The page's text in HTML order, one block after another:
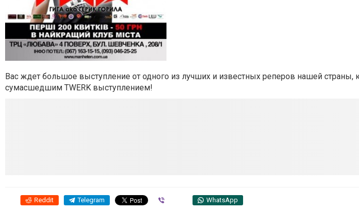
Вас ждет большое выступление от одного из лучших и известных реперов нашей страны,
сумасшедшим TWERK выступлением!
Reddit Telegram WhatsApp